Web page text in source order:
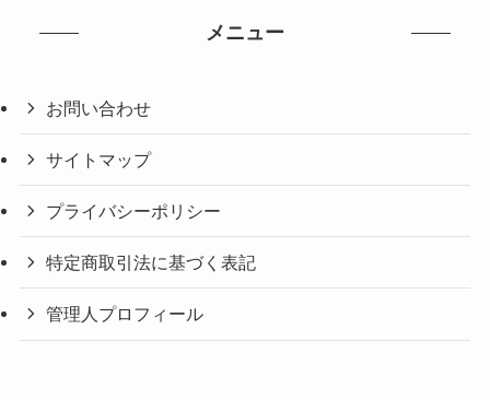
メニュー
お問い合わせ
サイトマップ
プライバシーポリシー
特定商取引法に基づく表記
管理人プロフィール